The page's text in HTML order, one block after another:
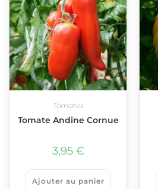
Tomates
Tomate Andine Cornue
3,95 €
Ajouter au panier